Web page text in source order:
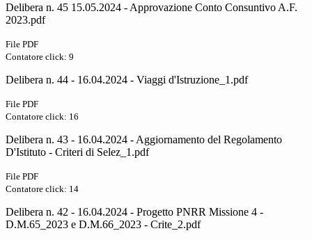
Delibera n. 45 15.05.2024 - Approvazione Conto Consuntivo A.F.
2023.pdf
File PDF
Contatore click: 9
Delibera n. 44 - 16.04.2024 - Viaggi d'Istruzione_1.pdf
File PDF
Contatore click: 16
Delibera n. 43 - 16.04.2024 - Aggiornamento del Regolamento
D'Istituto - Criteri di Selez_1.pdf
File PDF
Contatore click: 14
Delibera n. 42 - 16.04.2024 - Progetto PNRR Missione 4 -
D.M.65_2023 e D.M.66_2023 - Crite_2.pdf